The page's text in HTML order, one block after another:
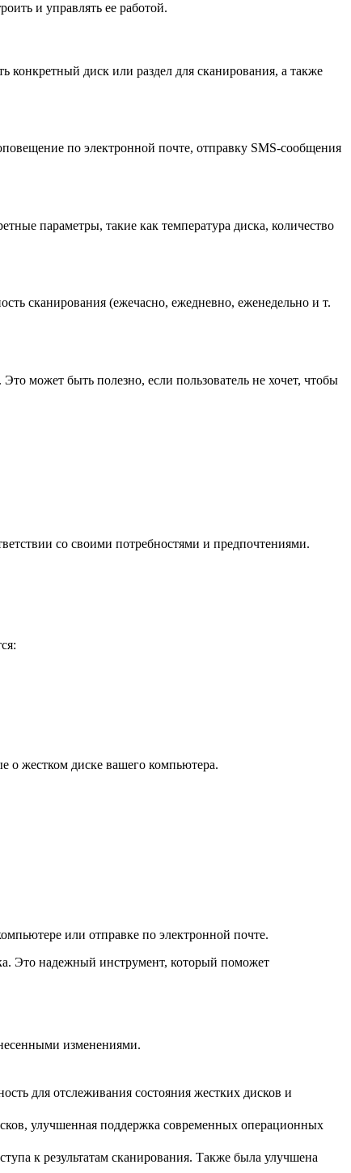
и управлять ее работой.
диск или раздел для сканирования, а также
по электронной почте, отправку SMS-сообщения
параметры, такие как температура диска, количество
сканирования (ежечасно, ежедневно, еженедельно и т.
может быть полезно, если пользователь не хочет, чтобы
со своими потребностями и предпочтениями.
о жестком диске вашего компьютера.
или отправке по электронной почте.
Это надежный инструмент, который поможет
изменениями.
для отслеживания состояния жестких дисков и
улучшенная поддержка современных операционных
к результатам сканирования. Также была улучшена